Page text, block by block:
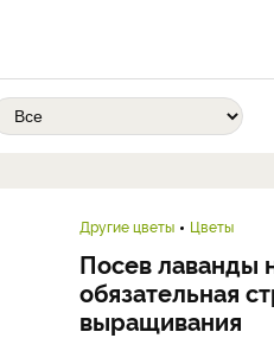
Другие цветы Цветы
Посев лаванды
обязательная
выращивания